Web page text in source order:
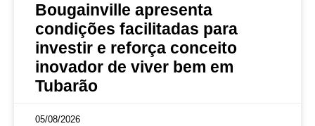
Bougainville apresenta
condições facilitadas para
investir e reforça conceito
inovador de viver bem em
Tubarão
05/08/2026